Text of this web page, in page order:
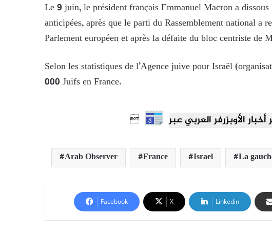
Le 9 juin, le président français Emmanuel Macron a
anticipées, après que le parti du Rassemblement national a
Parlement européen et après la défaite du bloc centriste de
Selon les statistiques de l’Agence juive pour Israël
000 Juifs en France.

Arab Observer France Israel La
Facebook X Linkedin